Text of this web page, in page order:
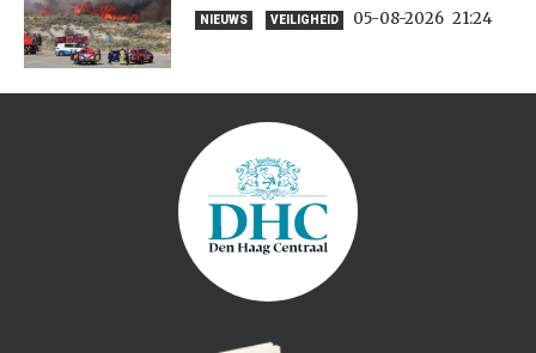
NIEUWS VEILIGHEID 05-08-2026 21:24